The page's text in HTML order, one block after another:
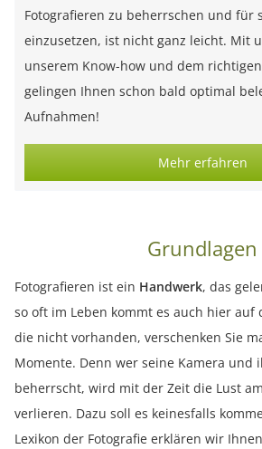
Fotografieren zu beherrschen und für
einzusetzen, ist nicht ganz leicht. Mit
unserem Know-how und dem
gelingen Ihnen schon bald optimal
Aufnahmen!
Mehr erfahren
Grundlagen
Fotografieren ist ein Handwerk, das
so oft im Leben kommt es auch hier auf
die nicht vorhanden, verschenken Sie
Momente. Denn wer seine Kamera und
beherrscht, wird mit der Zeit die Lust
verlieren. Dazu soll es keinesfalls
Lexikon der Fotografie erklären wir